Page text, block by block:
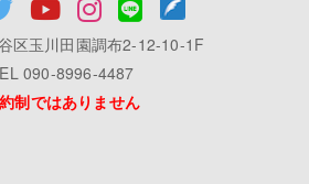
区玉川田園調布2-12-10-1F
090-8996-4487
制ではありません